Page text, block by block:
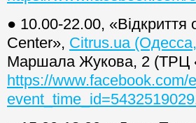
● 10.00-22.00,
Center», Citrus.ua
Маршала Жукова, 2 (ТРЦ
https://